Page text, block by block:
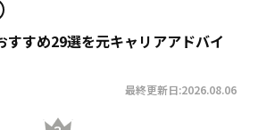
すすめ29選を元キャリアアドバイ
最終更新日:2026.08.06